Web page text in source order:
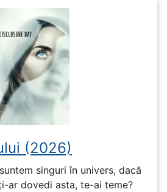
(2026)
singuri în univers, dacă
ar dovedi asta, te-ai teme?